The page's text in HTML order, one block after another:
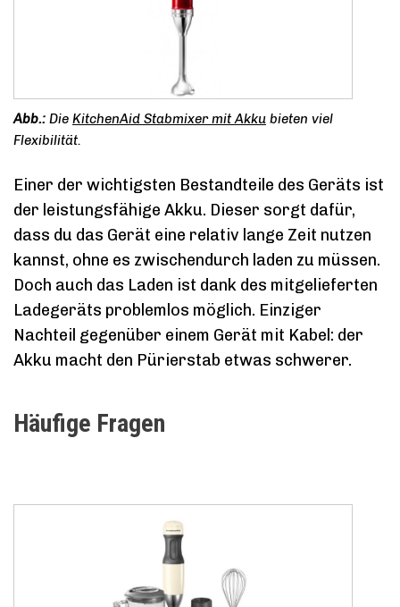
Die KitchenAid Stabmixer mit Akku bieten viel
Flexibilität.
Einer der wichtigsten Bestandteile des Geräts ist
der leistungsfähige Akku. Dieser sorgt dafür,
dass du das Gerät eine relativ lange Zeit nutzen
kannst, ohne es zwischendurch laden zu müssen.
Doch auch das Laden ist dank des mitgelieferten
Ladegeräts problemlos möglich. Einziger
Nachteil gegenüber einem Gerät mit Kabel: der
Akku macht den Pürierstab etwas schwerer.
Häufige Fragen